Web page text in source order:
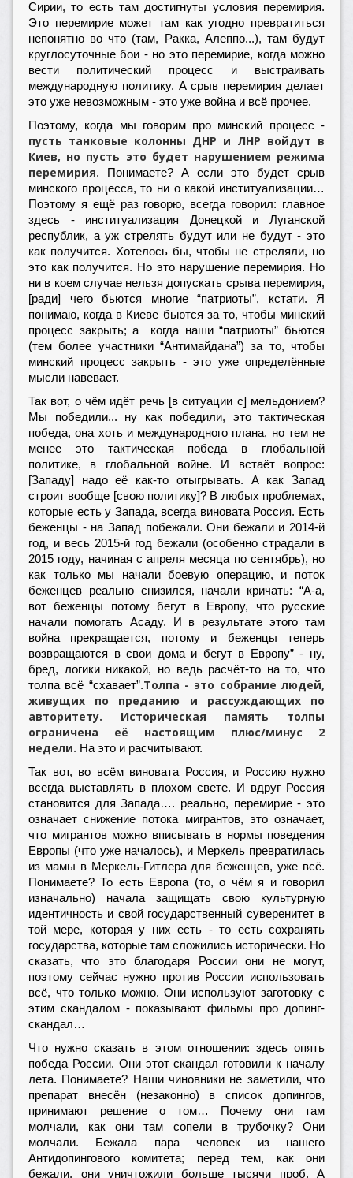
Сирии, то есть там достигнуты условия перемирия.
Это перемирие может там как угодно превратиться
непонятно во что (там, Ракка, Алеппо...), там будут
круглосуточные бои - но это перемирие, когда можно
вести политический процесс и выстраивать
международную политику. А срыв перемирия делает
это уже невозможным - это уже война и всё прочее.
Поэтому, когда мы говорим про минский процесс -
пусть танковые колонны ДНР и ЛНР войдут в
Киев, но пусть это будет нарушением режима
перемирия. Понимаете? А если это будет срыв
минского процесса, то ни о какой институализации…
Поэтому я ещё раз говорю, всегда говорил: главное
здесь - институализация Донецкой и Луганской
республик, а уж стрелять будут или не будут - это
как получится. Хотелось бы, чтобы не стреляли, но
это как получится. Но это нарушение перемирия. Но
ни в коем случае нельзя допускать срыва перемирия,
[ради] чего бьются многие “патриоты”, кстати. Я
понимаю, когда в Киеве бьются за то, чтобы минский
процесс закрыть; а когда наши “патриоты” бьются
(тем более участники “Антимайдана”) за то, чтобы
минский процесс закрыть - это уже определённые
мысли навевает.
Так вот, о чём идёт речь [в ситуации с] мельдонием?
Мы победили... ну как победили, это тактическая
победа, она хоть и международного плана, но тем не
менее это тактическая победа в глобальной
политике, в глобальной войне. И встаёт вопрос:
[Западу] надо её как-то отыгрывать. А как Запад
строит вообще [свою политику]? В любых проблемах,
которые есть у Запада, всегда виновата Россия. Есть
беженцы - на Запад побежали. Они бежали и 2014-й
год, и весь 2015-й год бежали (особенно страдали в
2015 году, начиная с апреля месяца по сентябрь), но
как только мы начали боевую операцию, и поток
беженцев реально снизился, начали кричать: “А-а,
вот беженцы потому бегут в Европу, что русские
начали помогать Асаду. И в результате этого там
война прекращается, потому и беженцы теперь
возвращаются в свои дома и бегут в Европу” - ну,
бред, логики никакой, но ведь расчёт-то на то, что
толпа всё “схавает”.Толпа - это собрание людей,
живущих по преданию и рассуждающих по
авторитету. Историческая память толпы
ограничена её настоящим плюс/минус 2
недели. На это и расчитывают.
Так вот, во всём виновата Россия, и Россию нужно
всегда выставлять в плохом свете. И вдруг Россия
становится для Запада…. реально, перемирие - это
означает снижение потока мигрантов, это означает,
что мигрантов можно вписывать в нормы поведения
Европы (что уже началось), и Меркель превратилась
из мамы в Меркель-Гитлера для беженцев, уже всё.
Понимаете? То есть Европа (то, о чём я и говорил
изначально) начала защищать свою культурную
идентичность и свой государственный суверенитет в
той мере, которая у них есть - то есть сохранять
государства, которые там сложились исторически. Но
сказать, что это благодаря России они не могут,
поэтому сейчас нужно против России использовать
всё, что только можно. Они используют заготовку с
этим скандалом - показывают фильмы про допинг-
скандал…
Что нужно сказать в этом отношении: здесь опять
победа России. Они этот скандал готовили к началу
лета. Понимаете? Наши чиновники не заметили, что
препарат внесён (незаконно) в список допингов,
принимают решение о том… Почему они там
молчали, как они там сопели в трубочку? Они
молчали. Бежала пара человек из нашего
Антидопингового комитета; перед тем, как они
бежали, они уничтожили больше тысячи проб. А